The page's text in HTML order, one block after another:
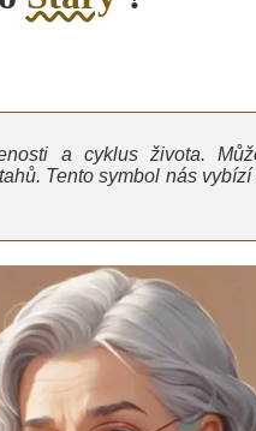
a cyklus života.
Tento symbol nás